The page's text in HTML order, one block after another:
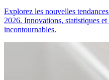
Explorez les nouvelles
2026. Innovations, statistiques
incontournables.